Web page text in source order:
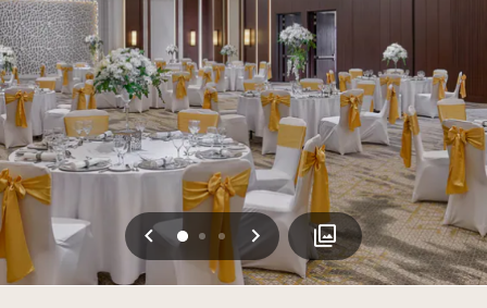
Anterior
0 1 2 Siguiente